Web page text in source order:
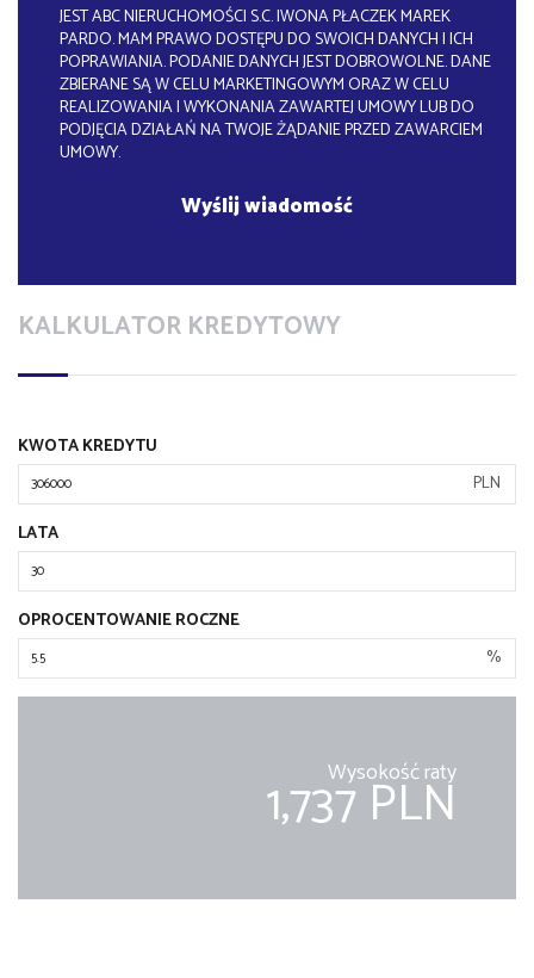
JEST ABC NIERUCHOMOŚCI S.C. IWONA PŁACZEK MAREK
PARDO. MAM PRAWO DOSTĘPU DO SWOICH DANYCH I ICH
POPRAWIANIA. PODANIE DANYCH JEST DOBROWOLNE. DANE
ZBIERANE SĄ W CELU MARKETINGOWYM ORAZ W CELU
REALIZOWANIA I WYKONANIA ZAWARTEJ UMOWY LUB DO
PODJĘCIA DZIAŁAŃ NA TWOJE ŻĄDANIE PRZED ZAWARCIEM
UMOWY.
KALKULATOR KREDYTOWY
KWOTA KREDYTU
PLN
LATA
OPROCENTOWANIE ROCZNE
%
Wysokość raty
1,737 PLN